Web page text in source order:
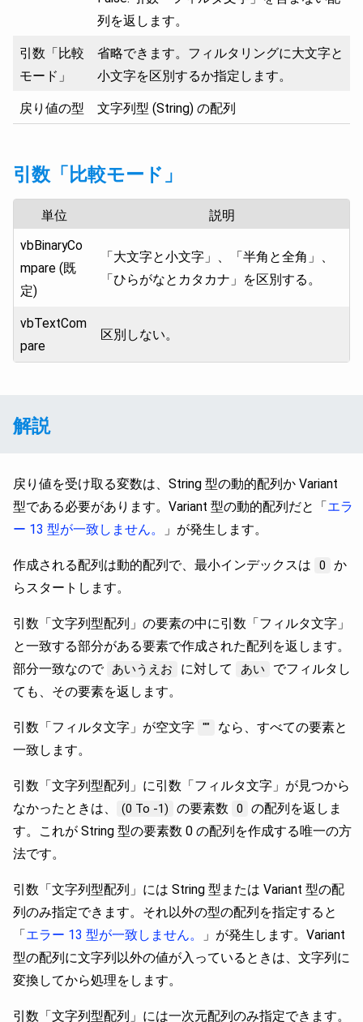
列を返します。
引数「比較
モード」
省略できます。フィルタリングに大文字と
小文字を区別するか指定します。
戻り値の型 文字列型 (String) の配列
引数「比較モード」
単位
説明
vbBinaryCo
mpare (既
定)
「大文字と小文字」、「半角と全角」、
「ひらがなとカタカナ」を区別する。
vbTextCom
pare
区別しない。
解説
戻り値を受け取る変数は、String 型の動的配列か Variant
型である必要があります。Variant 型の動的配列だと「エラ
ー 13 型が一致しません。
」が発生します。
作成される配列は動的配列で、最小インデックスは 0
か
らスタートします。
引数「文字列型配列」の要素の中に引数「フィルタ文字」
と一致する部分がある要素で作成された配列を返します。
部分一致なので あいうえお に対して あい
でフィルタし
ても、その要素を返します。
引数「フィルタ文字」が空文字 ""
なら、すべての要素と
一致します。
引数「文字列型配列」に引数「フィルタ文字」が見つから
なかったときは、
(0 To -1) の要素数 0
の配列を返しま
す。これが String 型の要素数 0 の配列を作成する唯一の方
法です。
引数「文字列型配列」には String 型または Variant 型の配
列のみ指定できます。それ以外の型の配列を指定すると
「エラー 13 型が一致しません。
」が発生します。Variant
型の配列に文字列以外の値が入っているときは、文字列に
変換してから処理をします。
引数「文字列型配列」には一次元配列のみ指定できます。